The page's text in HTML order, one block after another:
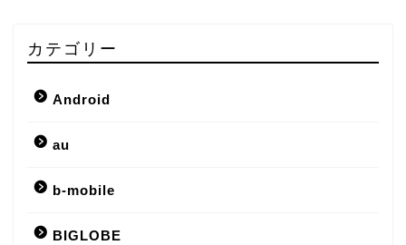
カテゴリー
Android
au
b-mobile
BIGLOBE